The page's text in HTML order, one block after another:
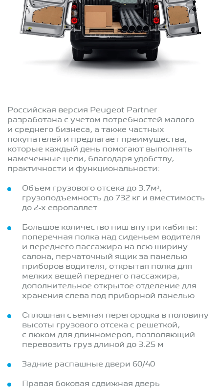
Российская версия Peugeot Partner
разработана с учетом потребностей малого
и среднего бизнеса, а также частных
покупателей и предлагает преимущества,
которые каждый день помогают выполнять
намеченные цели, благодаря удобству,
практичности и функциональности:
Объем грузового отсека до 3.7м³,
грузоподъемность до 732 кг и вместимость
до 2-х европаллет
Большое количество ниш внутри кабины:
поперечная полка над сиденьем водителя
и переднего пассажира на всю ширину
салона, перчаточный ящик за панелью
приборов водителя, открытая полка для
мелких вещей переднего пассажира,
дополнительное открытое отделение для
хранения слева под приборной панелью
Сплошная съемная перегородка в половину
высоты грузового отсека с решeткой,
с люком для длинномеров, позволяющий
перевозить груз длиной до 3.25 м
Задние распашные двери 60/40
Правая боковая сдвижная дверь